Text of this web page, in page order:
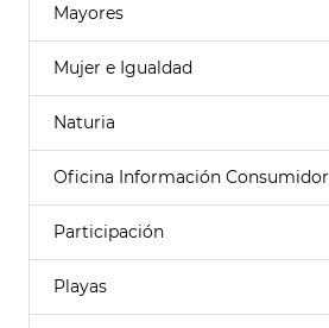
Mayores
Mujer e Igualdad
Naturia
Oficina Información Consumidor
Participación
Playas